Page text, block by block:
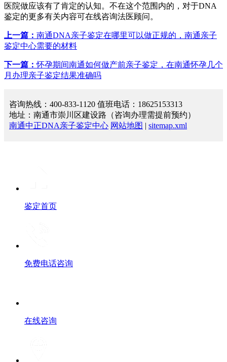
医院做应该有了肯定的认知。不在这个范围内的，对于DNA
鉴定的更多有关内容可在线咨询法医顾问。
上一篇： 南通DNA亲子鉴定在哪里可以做正规的，南通亲子
鉴定中心需要的材料
下一篇：怀孕期间南通如何做产前亲子鉴定，在南通怀孕几个
月办理亲子鉴定结果准确吗
咨询热线：400-833-1120 值班电话：18625153313
地址：南通市崇川区建设路（咨询办理需提前预约）
南通中正DNA亲子鉴定中心 网站地图 | sitemap.xml
鉴定首页
免费电话咨询
在线咨询